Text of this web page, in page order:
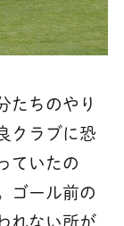
たちのやり
クラブに恐
ていたの
ゴール前の
れない所が